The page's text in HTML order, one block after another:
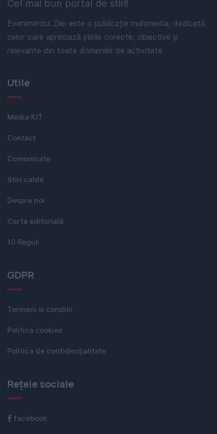
Cel mai bun portal de stiri!
Evenimentul Zilei este o publicație multimedia, dedicată
celor care apreciază știrile corecte, obiective și
relevante din toate domeniile de activitate
Utile
Media KIT
Contact
Comunicate
Stiri calde
Despre noi
Carta editorială
10 Reguli
GDPR
Termeni si conditii
Politica cookies
Politica de confidențialitate
Rețele sociale
facebook